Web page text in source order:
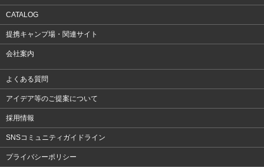
CATALOG
提携キャンプ場・関連サイト
会社案内
よくある質問
アイデア等のご提案について
採用情報
SNSコミュニティガイドライン
プライバシーポリシー